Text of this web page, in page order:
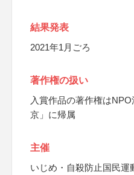
結果発表
2021年1月ごろ
著作権の扱い
入賞作品の著作権は
京」に帰属
主催
いじめ・自殺防止国民運